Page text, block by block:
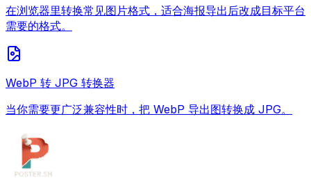
在浏览器里转换常见图片格式，适合海报导出后改成目标平台
需要的格式。
WebP 转 JPG 转换器
当你需要更广泛兼容性时，把 WebP 导出图转换成 JPG。